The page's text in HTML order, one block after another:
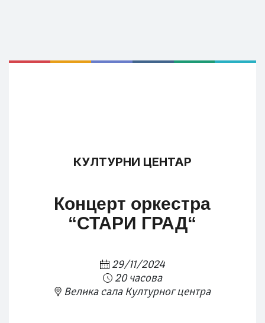
КУЛТУРНИ ЦЕНТАР
Концерт оркестра
“СТАРИ ГРАД“
29/11/2024
20 часова
Велика сала Културног центра